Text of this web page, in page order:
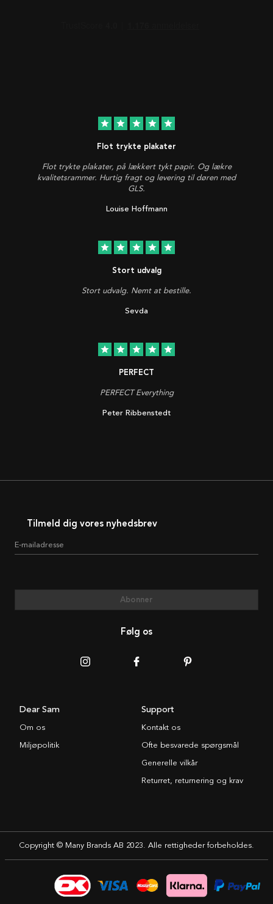
star star star star star
Flot trykte plakater
Flot trykte plakater, på lækkert tykt papir. Og lækre
kvalitetsrammer. Hurtig fragt og levering til døren med
GLS.
Louise Hoffmann
star star star star star
Stort udvalg
Stort udvalg. Nemt at bestille.
Sevda
star star star star star
PERFECT
PERFECT Everything
Peter Ribbenstedt
Tilmeld dig vores nyhedsbrev
E-mailadresse
Abonner
Følg os
Dear Sam
Om os
Miljøpolitik
Support
Kontakt os
Ofte besvarede spørgsmål
Generelle vilkår
Returret, returnering og krav
Copyright © Many Brands AB 2023. Alle rettigheder forbeholdes.